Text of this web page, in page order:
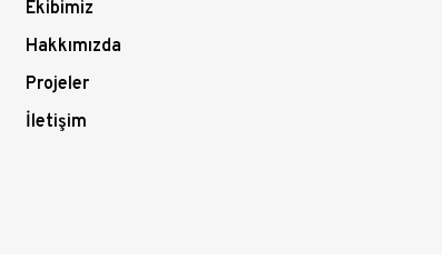
Ekibimiz
Hakkımızda
Projeler
İletişim